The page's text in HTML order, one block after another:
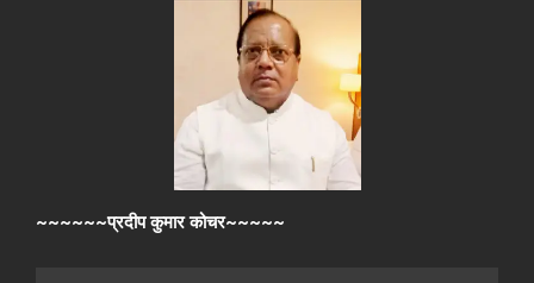
~~~~~~प्रदीप कुमार कोचर~~~~~